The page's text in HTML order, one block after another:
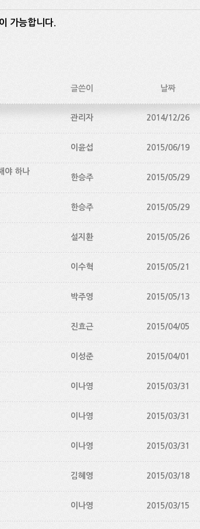
가능합니다.
글쓴이 날짜
관리자 2014/12/26
이윤섭 2015/06/19
야 하나
한승주 2015/05/29
한승주 2015/05/29
설지환 2015/05/26
이수혁 2015/05/21
박주영 2015/05/13
진효근 2015/04/05
이성준 2015/04/01
이나영 2015/03/31
이나영 2015/03/31
이나영 2015/03/31
김혜영 2015/03/18
이나영 2015/03/15